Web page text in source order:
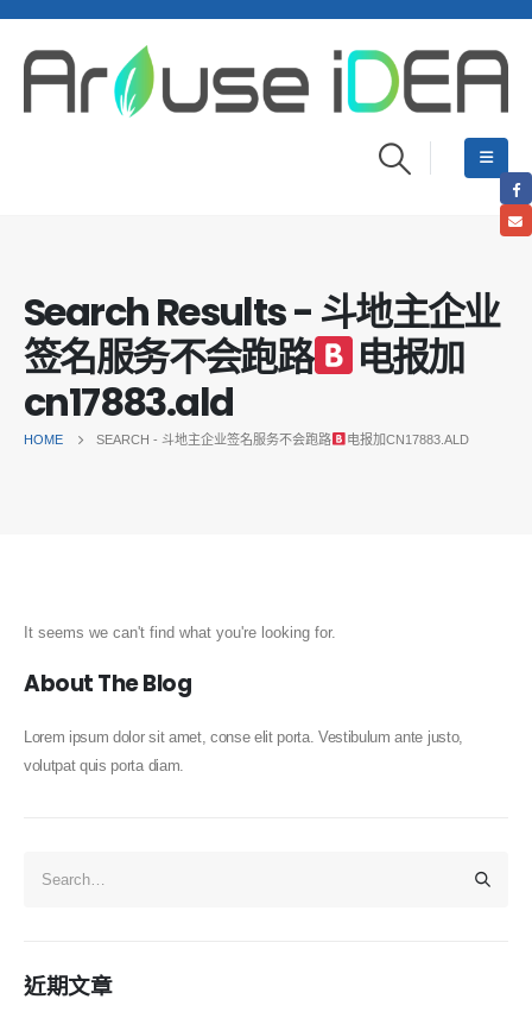
Search Results - 斗地主企业
签名服务不会跑路
电报加
cn17883.ald
HOME SEARCH - 斗地主企业签名服务不会跑路 电报加CN17883.ALD
It seems we can't find what you're looking for.
About The Blog
Lorem ipsum dolor sit amet, conse elit porta. Vestibulum ante justo,
volutpat quis porta diam.
近期文章